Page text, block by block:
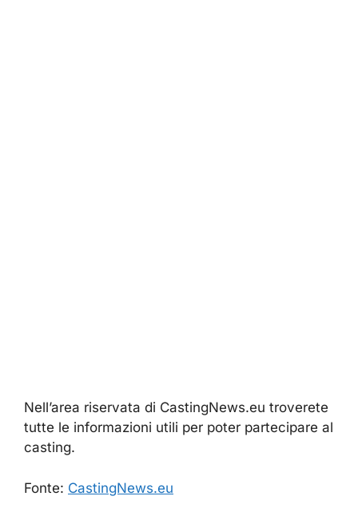
Nell’area riservata di CastingNews.eu troverete
tutte le informazioni utili per poter partecipare al
casting.
Fonte: CastingNews.eu